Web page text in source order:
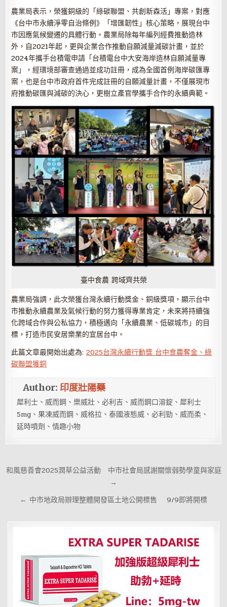
農業局表示，榮獲銅級的「綠碳聯盟、共創新森活」專案，對應
《台中市永續淨零自治條例》「增匯韌性」核心策略，展現台中
市因應氣候變遷的具體行動。農業局除每年編列經費推動造林
外，自2021年起，更與企業合作推動自願減量減碳計畫，並於
2024年攜手台積電申請「台積電台中大安海岸造林自願減量專
案」，經環境部審查通過並成功註冊，成為全國首例海岸碳匯專
案，也是台中市政府首件完成註冊的自願減量計畫，不僅展現市
府推動碳匯與減碳的決心，更樹立產官學攜手合作的永續典範。
臺中食農 跨域齊共榮
農業局強調，此次榮獲台灣永續行動獎金、銅級獎項，顯示台中
市推動永續農業及氣候行動的努力獲得專業肯定，未來將持續強
化跨域合作與公私協力，積極邁向「永續農業、低碳城市」的目
標，打造市民安居樂業的宜居台中。
此篇文章最開始出處為:2025台灣永續行動獎 台中食農奪金、綠
碳聯盟獲銅
Author: 印度壯陽藥
犀利士、威而鋼、樂威壯、必利吉、威而鋼口溶錠、犀利士
5mg、果凍威而鋼、威格拉、泰國液態威、必利勁、威而柔、
延時噴劑、情趣小物
文
和風慈善會2025潤草公益活動 中市社會局感謝關懷弱勢學童與家庭
→
← 中市地政局辦理整體開發區土地公開標售 9/9即將開標